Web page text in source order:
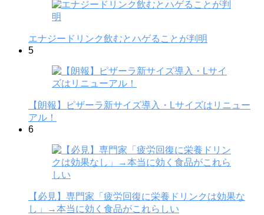
エナジードリンク飲むとハゲることが判明
5
【朗報】ピザーラ新サイズ導入・Lサイズはリニュー
アル！
6
【必見】専門家「疲労回復に栄養ドリンクは効果な
し」→本当に効く食品がこれらしい